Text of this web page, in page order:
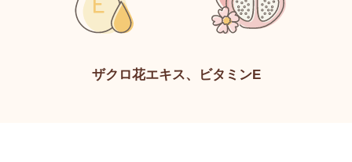
ザクロ花エキス、ビタミンE